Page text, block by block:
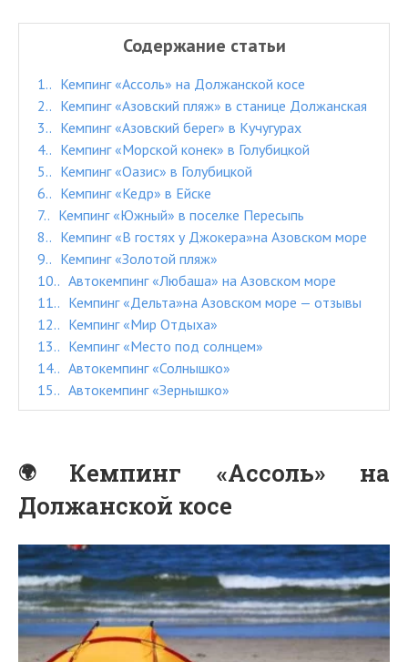
Содержание статьи
1.
Кемпинг «Ассоль» на Должанской косе
2.
Кемпинг «Азовский пляж» в станице Должанская
3.
Кемпинг «Азовский берег» в Кучугурах
4.
Кемпинг «Морской конек» в Голубицкой
5.
Кемпинг «Оазис» в Голубицкой
6.
Кемпинг «Кедр» в Ейске
7.
Кемпинг «Южный» в поселке Пересыпь
8.
Кемпинг «В гостях у Джокера»на Азовском море
9.
Кемпинг «Золотой пляж»
10.
Автокемпинг «Любаша» на Азовском море
11.
Кемпинг «Дельта»на Азовском море — отзывы
12.
Кемпинг «Мир Отдыха»
13.
Кемпинг «Место под солнцем»
14.
Автокемпинг «Солнышко»
15.
Автокемпинг «Зернышко»
Кемпинг «Ассоль» на
Должанской косе